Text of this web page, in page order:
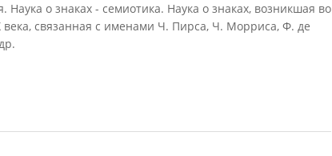
о знаках - семиотика. Наука о знаках, возникшая во
века, связанная с именами Ч. Пирса, Ч. Морриса, Ф. де